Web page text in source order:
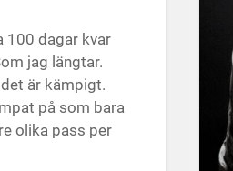
100 dagar kvar
jag längtar.
är kämpigt.
på som bara
olika pass per